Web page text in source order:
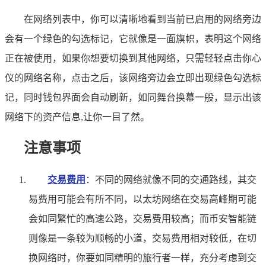
在网络列表中，你可以清晰地看到当前已启用的网络旁边
会有一个绿色的勾选标记，它就像是一面旗帜，表明这个网络
正在被使用，如果你想要切换到其他网络，只需轻轻点击你心
仪的网络名称，点击之后，该网络旁边会立即出现绿色勾选标
记，同时钱包界面会自动刷新，如同舞台换幕一般，显示出该
网络下的资产信息,让你一目了然。
注意事项
交易费用 ：不同的网络就像不同的交通路线，其交
易费用可能会有所不同，以太坊网络在交易高峰期可能
会如同繁忙的高速公路，交易费用较高；而币安智能链
则像是一条较为顺畅的小道，交易费用相对较低，在切
换网络时，你要如同精明的旅行者一样，充分考虑到交